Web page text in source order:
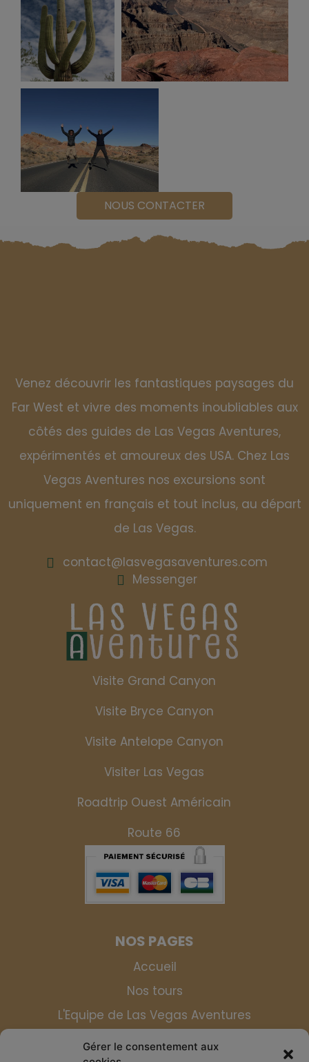
Gérer le consentement aux
NOUS CONTACTER
Venez découvrir les fantastiques paysages du
Far West et vivre des moments inoubliables aux
côtés des guides de Las Vegas Aventures,
expérimentés et amoureux des USA. Chez Las
Vegas Aventures nos excursions sont
uniquement en français et tout inclus, au départ
de Las Vegas.
contact@lasvegasaventures.com
Messenger
Visite Grand Canyon
Visite Bryce Canyon
Visite Antelope Canyon
Visiter Las Vegas
Roadtrip Ouest Américain
Route 66
NOS PAGES
Accueil
Nos tours
L'Equipe de Las Vegas Aventures
Blog